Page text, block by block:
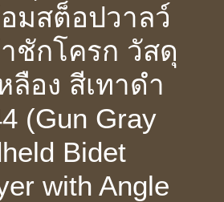
มสต็อปวาลว์
ชักโครก วัสดุ
ลือง สีเทาดำ
(Gun Gray
Bidet
with Angle